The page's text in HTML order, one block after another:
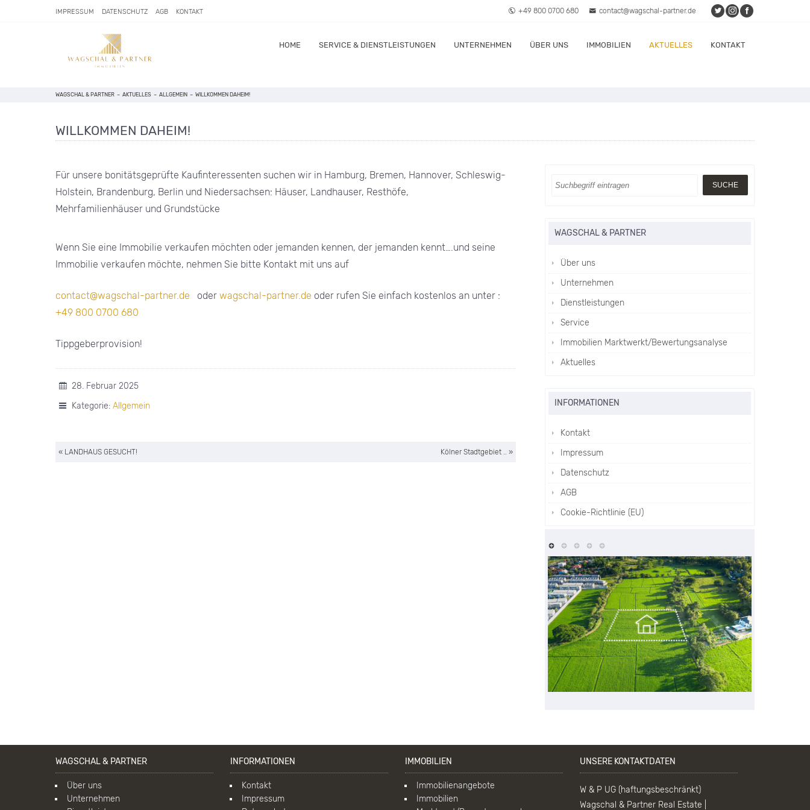
IMPRESSUM DATENSCHUTZ AGB KONTAKT +49 800 0700 680 contact@wagschal-partner.de
HOME SERVICE & DIENSTLEISTUNGEN UNTERNEHMEN ÜBER UNS IMMOBILIEN AKTUELLES KONTAKT
WAGSCHAL & PARTNER – AKTUELLES – ALLGEMEIN – WILLKOMMEN DAHEIM!
WILLKOMMEN DAHEIM!
Für unsere bonitätsgeprüfte Kaufinteressenten suchen wir in Hamburg, Bremen, Hannover, Schleswig-
Holstein, Brandenburg, Berlin und Niedersachsen: Häuser, Landhauser, Resthöfe,
Mehrfamilienhäuser und Grundstücke
Wenn Sie eine Immobilie verkaufen möchten oder jemanden kennen, der jemanden kennt….und seine
Immobilie verkaufen möchte, nehmen Sie bitte Kontakt mit uns auf
contact@wagschal-partner.de oder wagschal-partner.de oder rufen Sie einfach kostenlos an unter :
+49 800 0700 680
Tippgeberprovision!
28. Februar 2025
Kategorie: Allgemein
« LANDHAUS GESUCHT! Kölner Stadtgebiet .. »
WAGSCHAL & PARTNER
Über uns
Unternehmen
Dienstleistungen
Service
Immobilien Marktwerkt/Bewertungsanalyse
Aktuelles
INFORMATIONEN
Kontakt
Impressum
Datenschutz
AGB
Cookie-Richtlinie (EU)
WAGSCHAL & PARTNER
Über uns
Unternehmen
INFORMATIONEN
Kontakt
Impressum
IMMOBILIEN
Immobilienangebote
Immobilien
UNSERE KONTAKTDATEN
W & P UG (haftungsbeschränkt)